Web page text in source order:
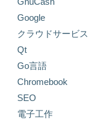
Google
クラウドサービス
Qt
Go言語
Chromebook
SEO
電子工作